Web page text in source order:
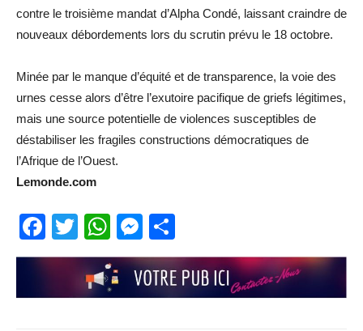
contre le troisième mandat d’Alpha Condé, laissant craindre de
nouveaux débordements lors du scrutin prévu le 18 octobre.
Minée par le manque d’équité et de transparence, la voie des
urnes cesse alors d’être l’exutoire pacifique de griefs légitimes,
mais une source potentielle de violences susceptibles de
déstabiliser les fragiles constructions démocratiques de
l’Afrique de l’Ouest.
Lemonde.com
Facebook
TwitterWhatsApp
Messenger